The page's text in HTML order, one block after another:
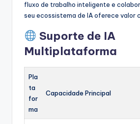
fluxo de trabalho inteligente e
seu ecossistema de IA oferece valor
Suporte de IA
Multiplataforma
Pla
ta
for
ma
Capacidade Principal